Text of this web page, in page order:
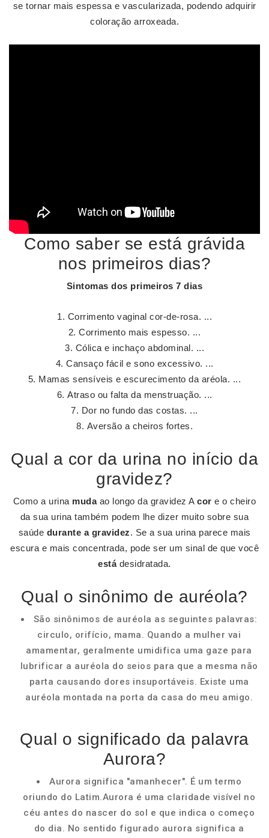
se tornar mais espessa e vascularizada, podendo adquirir
coloração arroxeada.
Como saber se está grávida
nos primeiros dias?
Sintomas dos primeiros 7dias
Corrimento vaginal cor-de-rosa. ...
Corrimento mais espesso. ...
Cólica e inchaço abdominal. ...
Cansaço fácil e sono excessivo. ...
Mamas sensíveis e escurecimento da aréola. ...
Atraso ou falta da menstruação. ...
Dor no fundo das costas. ...
Aversão a cheiros fortes.
Qual a cor da urina no início da
gravidez?
Como a urina mudaao longo da gravidez Acor e o cheiro
da sua urina também podem lhe dizer muito sobre sua
saúde durante a gravidez. Se a sua urina parece mais
escura e mais concentrada, pode ser um sinal de que você
estádesidratada.
Qual o sinônimo de auréola?
São sinônimos de auréola as seguintes palavras:
circulo, orifício, mama. Quando a mulher vai
amamentar, geralmente umidifica uma gaze para
lubrificar a auréola do seios para que a mesma não
parta causando dores insuportáveis. Existe uma
auréola montada na porta da casa do meu amigo.
Qual o significado da palavra
Aurora?
Aurora significa "amanhecer". É um termo
oriundo do Latim.Aurora é uma claridade visível no
céu antes do nascer do sol e que indica o começo
do dia. No sentido figurado aurora significa a